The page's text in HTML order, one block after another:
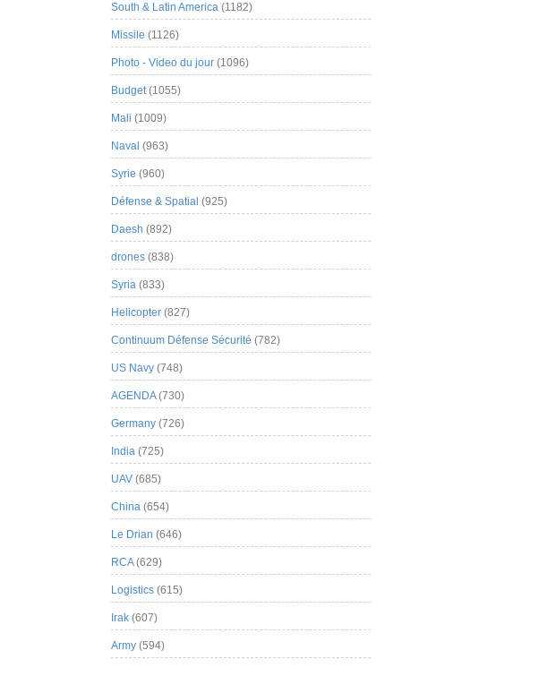
South & Latin America (1182)
Missile (1126)
Photo - Video du jour (1096)
Budget(1055)
Mali (1009)
Naval (963)
Syrie (960)
Défense & Spatial (925)
Daesh (892)
drones (838)
Syria (833)
Helicopter (827)
Continuum Défense Sécurité (782)
US Navy (748)
AGENDA(730)
Germany (726)
India (725)
UAV (685)
China (654)
Le Drian (646)
RCA(629)
Logistics (615)
Irak (607)
Army (594)